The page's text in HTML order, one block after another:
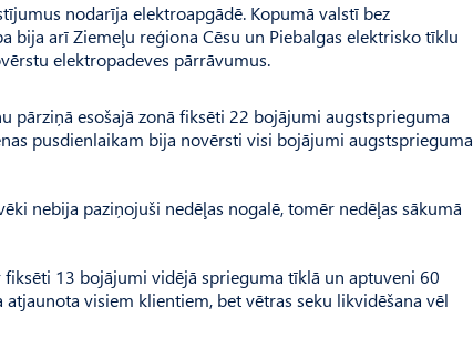
nodarīja elektroapgādē. Kopumā valstī bez
bija arī Ziemeļu reģiona Cēsu un Piebalgas elektrisko tīklu
elektropadeves pārrāvumus.
pārziņā esošajā zonā fiksēti 22 bojājumi augstsprieguma
pusdienlaikam bija novērsti visi bojājumi augstsprieguma
nebija paziņojuši nedēļas nogalē, tomēr nedēļas sākumā
13 bojājumi vidējā sprieguma tīklā un aptuveni 60
visiem klientiem, bet vētras seku likvidēšana vēl